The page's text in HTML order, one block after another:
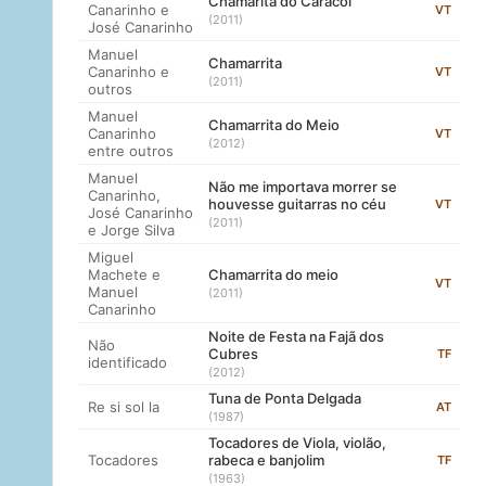
Canarinho e
José Canarinho
(2011)
VT
Manuel
Canarinho e
outros
Chamarrita
(2011)
VT
Manuel
Canarinho
entre outros
Chamarrita do Meio
(2012)
VT
Manuel
Canarinho,
José Canarinho
e Jorge Silva
Não me importava morrer se
houvesse guitarras no céu
(2011)
VT
Miguel
Machete e
Manuel
Canarinho
Chamarrita do meio
(2011)
VT
Não
identificado
Noite de Festa na Fajã dos
Cubres
(2012)
TF
Re si sol la Tuna de Ponta Delgada
(1987)
AT
Tocadores
Tocadores de Viola, violão,
rabeca e banjolim
(1963)
TF